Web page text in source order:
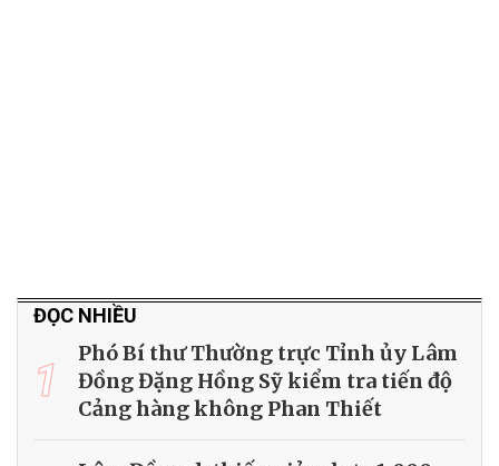
ĐỌC NHIỀU
1
Phó Bí thư Thường trực Tỉnh ủy Lâm
Đồng Đặng Hồng Sỹ kiểm tra tiến độ
Cảng hàng không Phan Thiết